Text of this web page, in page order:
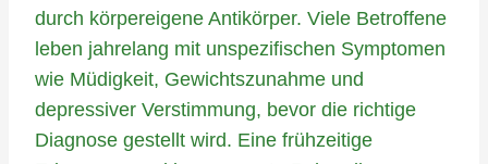
durch körpereigene Antikörper. Viele Betroffene
leben jahrelang mit unspezifischen Symptomen
wie Müdigkeit, Gewichtszunahme und
depressiver Verstimmung, bevor die richtige
Diagnose gestellt wird. Eine frühzeitige